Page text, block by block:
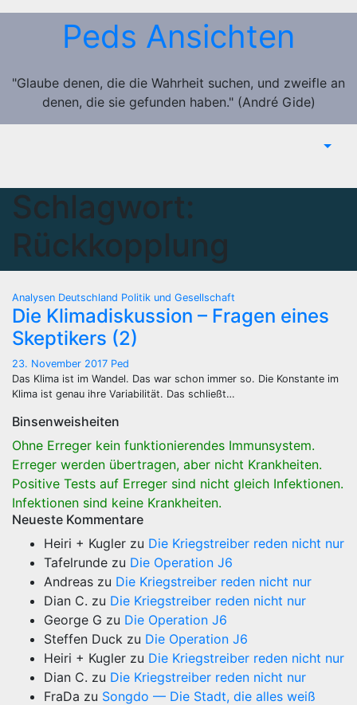
Zum
Peds Ansichten
"Glaube denen, die die Wahrheit suchen, und zweifle an
denen, die sie gefunden haben." (André Gide)
Schlagwort:
Rückkopplung
Analysen Deutschland Politik und Gesellschaft
Die Klimadiskussion – Fragen eines
Skeptikers (2)
23. November 2017 Ped
Das Klima ist im Wandel. Das war schon immer so. Die Konstante im
Klima ist genau ihre Variabilität. Das schließt…
Binsenweisheiten
Ohne Erreger kein funktionierendes Immunsystem.
Erreger werden übertragen, aber nicht Krankheiten.
Positive Tests auf Erreger sind nicht gleich Infektionen.
Infektionen sind keine Krankheiten.
Neueste Kommentare
Heiri + Kugler zu Die Kriegstreiber reden nicht nur
Tafelrunde zu Die Operation J6
Andreas zu Die Kriegstreiber reden nicht nur
Dian C. zu Die Kriegstreiber reden nicht nur
George G zu Die Operation J6
Steffen Duck zu Die Operation J6
Heiri + Kugler zu Die Kriegstreiber reden nicht nur
Dian C. zu Die Kriegstreiber reden nicht nur
FraDa zu Songdo — Die Stadt, die alles weiß